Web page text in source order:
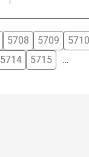
5708 5709 5710
5714 5715 …